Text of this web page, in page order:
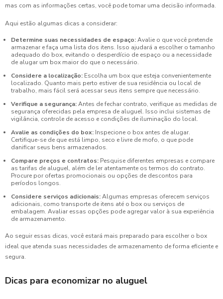
mas com as informações certas, você pode tomar uma decisão informada.
Aqui estão algumas dicas a considerar:
Determine suas necessidades de espaço:Avalie o que você pretende
armazenar e faça uma lista dos itens. Isso ajudará a escolher o tamanho
adequado do box, evitando o desperdício de espaço ou a necessidade
de alugar um box maior do que o necessário.
Considere a localização: Escolha um box que esteja convenientemente
localizado. Quanto mais perto estiver de sua residência ou local de
trabalho, mais fácil será acessar seus itens sempre que necessário.
Verifique a segurança:Antes de fechar contrato, verifique as medidas de
segurança oferecidas pela empresa de aluguel. Isso inclui sistemas de
vigilância, controle de acesso e condições de iluminação do local.
Avalie as condições do box: Inspecione o box antes de alugar.
Certifique-se de que está limpo, seco e livre de mofo, o que pode
danificar seus bens armazenados.
Compare preços e contratos: Pesquise diferentes empresas e compare
as tarifas de aluguel, além de ler atentamente os termos do contrato.
Procure por ofertas promocionais ou opções de descontos para
períodos longos.
Considere serviços adicionais:Algumas empresas oferecem serviços
adicionais, como transporte de itens até o box ou serviços de
embalagem. Avaliar essas opções pode agregar valor à sua experiência
de armazenamento.
Ao seguir essas dicas, você estará mais preparado para escolher o box
ideal que atenda suas necessidades de armazenamento de forma eficiente e
segura.
Dicas para economizar no aluguel